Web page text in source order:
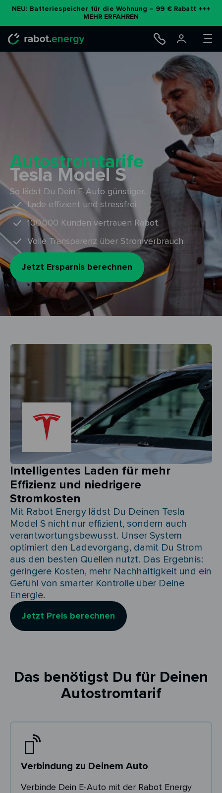
NEU: Batteriespeicher für die Wohnung – 99 € Rabatt +++
MEHR ERFAHREN
Autostromtarife
Tesla Model S
So lädst Du Dein E-Auto günstiger.
Lade effizient und stressfrei.
100.000 Kunden vertrauen Rabot.
Volle Transparenz über Stromverbrauch.
Jetzt Ersparnis berechnen
Intelligentes Laden für mehr
Effizienz und niedrigere
Stromkosten
Mit Rabot Energy lädst Du Deinen Tesla
Model S nicht nur effizient, sondern auch
verantwortungsbewusst. Unser System
optimiert den Ladevorgang, damit Du Strom
aus den besten Quellen nutzt. Das Ergebnis:
geringere Kosten, mehr Nachhaltigkeit und ein
Gefühl von smarter Kontrolle über Deine
Energie.
Jetzt Preis berechnen
Das benötigst Du für Deinen
Autostromtarif
Verbindung zu Deinem Auto
Verbinde Dein E-Auto mit der Rabot Energy
Zum
Inhalt
springen